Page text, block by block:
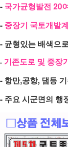
- 국가균형발전 20
- 중장기 국토개발
- 균형있는 배색으
- 기존도로 및 중장
- 항만,공항, 댐등
- 주요 시군면의 행